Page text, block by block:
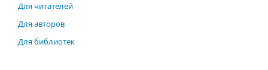
Для читателей
Для авторов
Для библиотек